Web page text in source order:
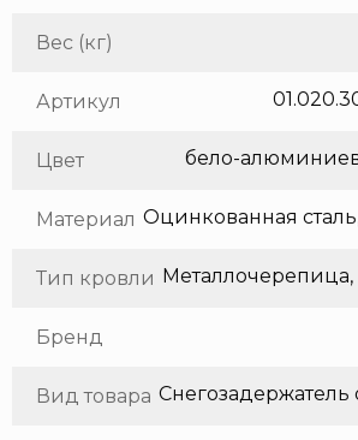
Вес (кг)
Артикул
Цвет бело-
Материал
Тип кровли
Бренд
Вид товара Снегозадержатель